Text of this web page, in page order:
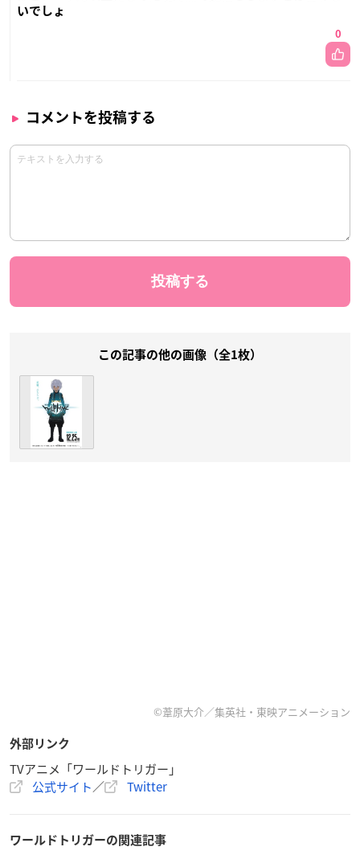
いでしょ
0
コメントを投稿する
この記事の他の画像（全1枚）
©葦原大介／集英社・東映アニメーション
外部リンク
TVアニメ「ワールドトリガー」
公式サイト／ Twitter
ワールドトリガーの関連記事